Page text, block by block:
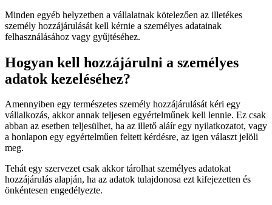
Minden egyéb helyzetben a vállalatnak kötelezően az illetékes
személy hozzájárulását kell kérnie a személyes adatainak
felhasználásához vagy gyűjtéséhez.
Hogyan kell hozzájárulni a személyes
adatok kezeléséhez?
Amennyiben egy természetes személy hozzájárulását kéri egy
vállalkozás, akkor annak teljesen egyértelműnek kell lennie. Ez csak
abban az esetben teljesülhet, ha az illető aláír egy nyilatkozatot, vagy
a honlapon egy egyértelműen feltett kérdésre, az igen választ jelöli
meg.
Tehát egy szervezet csak akkor tárolhat személyes adatokat
hozzájárulás alapján, ha az adatok tulajdonosa ezt kifejezetten és
önkéntesen engedélyezte.